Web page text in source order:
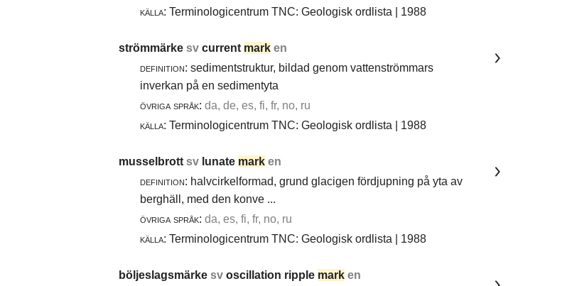
källa: Terminologicentrum TNC: Geologisk ordlista | 1988
strömmärke sv current mark en
definition: sedimentstruktur, bildad genom vattenströmmars
inverkan på en sedimentyta
övriga språk: da, de, es, fi, fr, no, ru
källa: Terminologicentrum TNC: Geologisk ordlista | 1988
musselbrott sv lunate mark en
definition: halvcirkelformad, grund glacigen fördjupning på yta av
berghäll, med den konve ...
övriga språk: da, es, fi, fr, no, ru
källa: Terminologicentrum TNC: Geologisk ordlista | 1988
böljeslagsmärke sv oscillation ripple mark en